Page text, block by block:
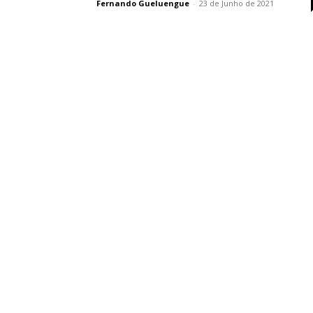
Fernando Gueluengue - 23 de Junho de 2021